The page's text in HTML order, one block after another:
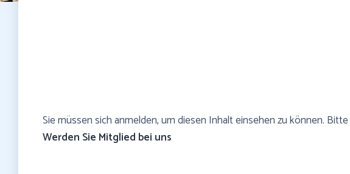
Sie müssen sich anmelden, um diesen Inhalt einsehen zu können. Bitte
Werden Sie Mitglied bei uns